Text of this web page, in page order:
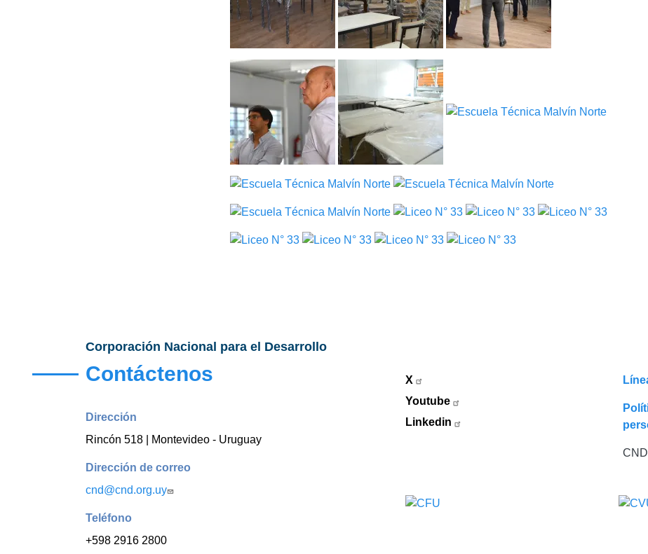
Corporación Nacional para el Desarrollo
Contáctenos
Dirección
Rincón 518 | Montevideo - Uruguay
Dirección de correo
cnd@cnd.org.uy
Teléfono
+598 2916 2800
X
Youtube
Linkedin